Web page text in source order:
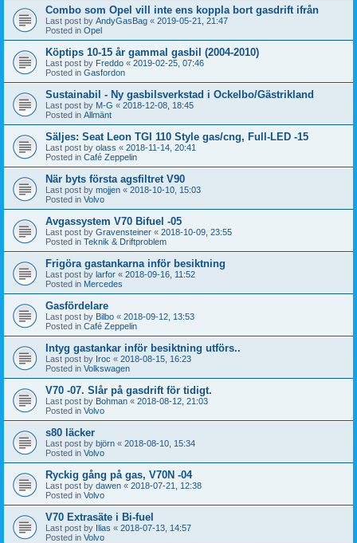
Combo som Opel vill inte ens koppla bort gasdrift ifrån
Last post by AndyGasBag « 2019-05-21, 21:47
Posted in Opel
Köptips 10-15 år gammal gasbil (2004-2010)
Last post by Freddo « 2019-02-25, 07:46
Posted in Gasfordon
Sustainabil - Ny gasbilsverkstad i Ockelbo/Gästrikland
Last post by M-G « 2018-12-08, 18:45
Posted in Allmänt
Säljes: Seat Leon TGI 110 Style gas/cng, Full-LED -15
Last post by olass « 2018-11-14, 20:41
Posted in Café Zeppelin
När byts första agsfiltret V90
Last post by mojjen « 2018-10-10, 15:03
Posted in Volvo
Avgassystem V70 Bifuel -05
Last post by Gravensteiner « 2018-10-09, 23:55
Posted in Teknik & Driftproblem
Frigöra gastankarna inför besiktning
Last post by larfor « 2018-09-16, 11:52
Posted in Mercedes
Gasfördelare
Last post by Bilbo « 2018-09-12, 13:53
Posted in Café Zeppelin
Intyg gastankar inför besiktning utförs..
Last post by Iroc « 2018-08-15, 16:23
Posted in Volkswagen
V70 -07. Slår på gasdrift för tidigt.
Last post by Bohman « 2018-08-12, 21:03
Posted in Volvo
s80 läcker
Last post by björn « 2018-08-10, 15:34
Posted in Volvo
Ryckig gång på gas, V70N -04
Last post by dawen « 2018-07-21, 12:38
Posted in Volvo
V70 Extrasäte i Bi-fuel
Last post by Ilias « 2018-07-13, 14:57
Posted in Volvo